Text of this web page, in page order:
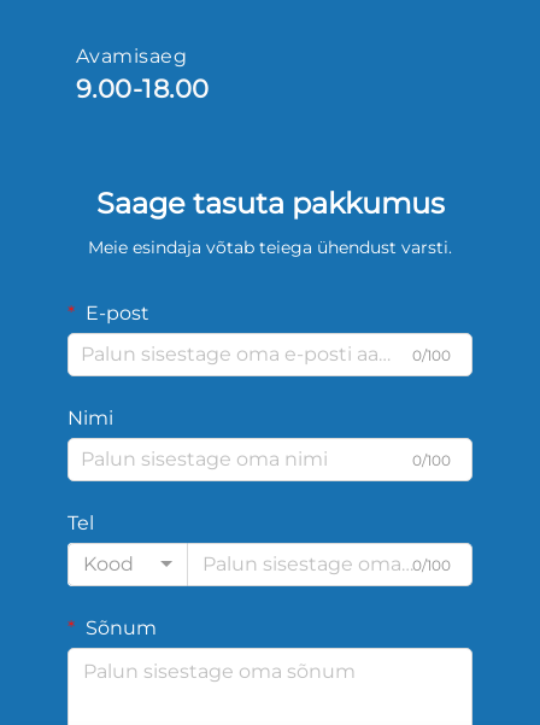
Avamisaeg
9.00-18.00
Saage tasuta pakkumus
Meie esindaja võtab teiega ühendust varsti.
E-post
0/100
Nimi
0/100
Tel
Kood
0/100
Sõnum